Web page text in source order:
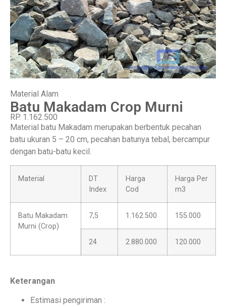
Material Alam
Batu Makadam Crop Murni
RP. 1.162.500
Material batu Makadam merupakan berbentuk pecahan
batu ukuran 5 – 20 cm, pecahan batunya tebal, bercampur
dengan batu-batu kecil.
Material
DT
Index
Harga
Cod
Harga Per
m3
Batu Makadam
Murni (Crop)
7,5 1.162.500 155.000
24 2.880.000 120.000
Keterangan
Estimasi pengiriman :